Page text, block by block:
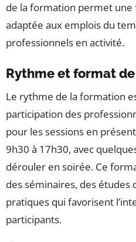
de la formation permet
adaptée aux emplois du
professionnels en activité.
Rythme et format
Le rythme de la formation
participation des
pour les sessions en
9h30 à 17h30, avec
dérouler en soirée. Ce
des séminaires, des études
pratiques qui favorisent
participants.